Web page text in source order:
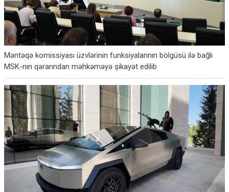
Məntəqə komissiyası üzvlərinin funksiyalarının bölgüsü ilə bağlı
MSK-nın qərarından məhkəməyə şikayət edilib